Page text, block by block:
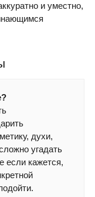
и уместно,
духи,
угадать
если кажется,